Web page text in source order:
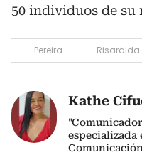
50 individuos de su
Pereira Risaralda
Kathe
especializada